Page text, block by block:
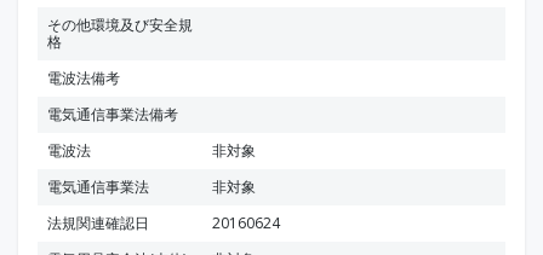
その他環境及び安全規
格
電波法備考
電気通信事業法備考
電波法
非対象
電気通信事業法
非対象
法規関連確認日
20160624